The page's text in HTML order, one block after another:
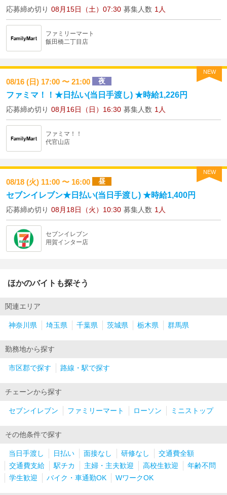
応募締め切り 08月15日（土）07:30 募集人数 1人
ファミリーマート
飯田橋二丁目店
NEW
08/16 (日) 17:00 〜 21:00 夜
ファミマ！！★日払い(当日手渡し) ★時給1,226円
応募締め切り 08月16日（日）16:30 募集人数 1人
ファミマ！！
代官山店
NEW
08/18 (火) 11:00 〜 16:00 昼
セブンイレブン★日払い(当日手渡し) ★時給1,400円
応募締め切り 08月18日（火）10:30 募集人数 1人
セブンイレブン
用賀インター店
ほかのバイトも探そう
関連エリア
神奈川県 埼玉県 千葉県 茨城県 栃木県 群馬県
勤務地から探す
市区郡で探す 路線・駅で探す
チェーンから探す
セブンイレブン ファミリーマート ローソン ミニストップ
その他条件で探す
当日手渡し 日払い 面接なし 研修なし
交通費全額
交通費支給
駅チカ 主婦・主夫歓迎 高校生歓迎
年齢不問
学生歓迎
バイク・車通勤OK WワークOK